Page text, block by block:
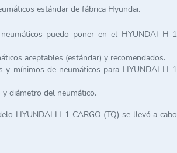
estándar de fábrica Hyundai.
puedo poner en el HYUNDAI H-1
aceptables (estándar) y recomendados.
y mínimos de neumáticos para HYUNDAI H-1
diámetro del neumático.
HYUNDAI H-1 CARGO (TQ) se llevó a cabo